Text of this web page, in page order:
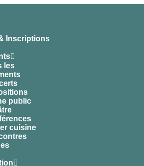
Inscriptions
les
public
cuisine